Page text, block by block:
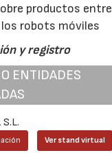
productos
robots móviles
y registro
ENTIDADES
Ver stand virtual